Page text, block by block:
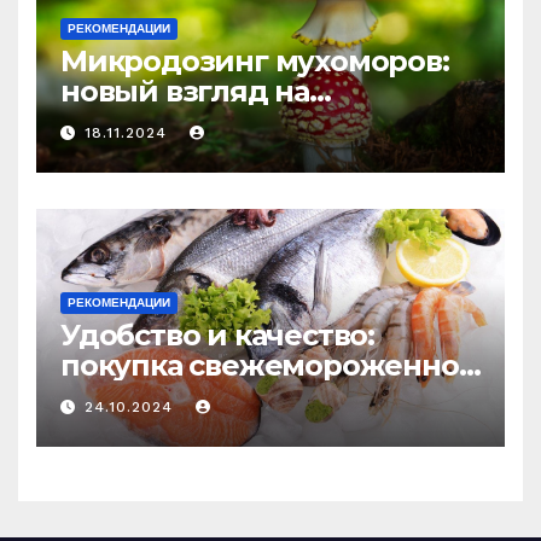
РЕКОМЕНДАЦИИ
Микродозинг мухоморов:
новый взгляд на
психоделику
18.11.2024
РЕКОМЕНДАЦИИ
Удобство и качество:
покупка свежемороженной
рыбы онлайн
24.10.2024